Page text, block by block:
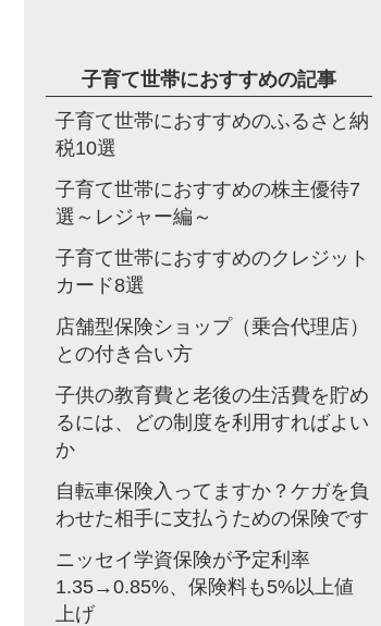
子育て世帯におすすめの記事
子育て世帯におすすめのふるさと納
税10選
子育て世帯におすすめの株主優待7
選～レジャー編～
子育て世帯におすすめのクレジット
カード8選
店舗型保険ショップ（乗合代理店）
との付き合い方
子供の教育費と老後の生活費を貯め
るには、どの制度を利用すればよい
か
自転車保険入ってますか？ケガを負
わせた相手に支払うための保険です
ニッセイ学資保険が予定利率
1.35→0.85%、保険料も5%以上値
上げ